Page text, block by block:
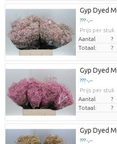
Gyp Dyed
??? -,--
Prijs per stuk
Aantal
?
Totaal:
?
Gyp Dyed
??? -,--
Prijs per stuk
Aantal
?
Totaal:
?
Gyp Dyed
??? -,--